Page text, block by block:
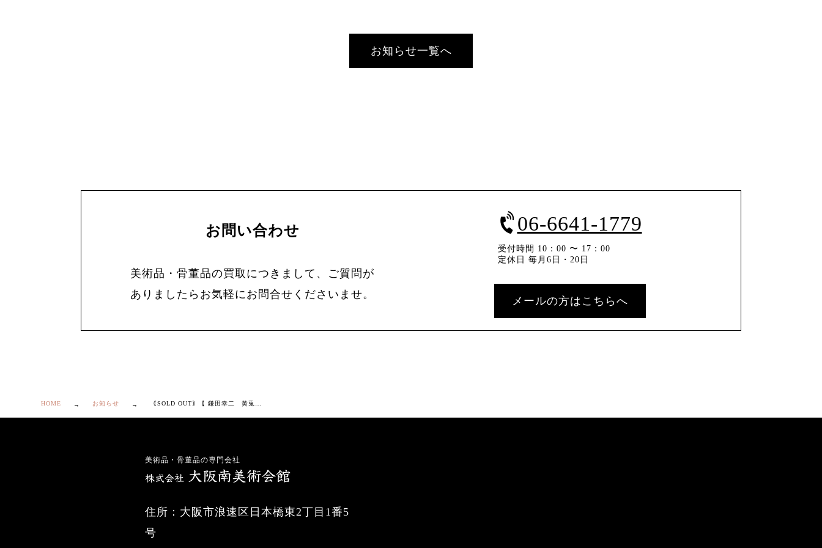
お知らせ一覧へ
お問い合わせ
美術品・骨董品の買取につきまして、ご質問が
ありましたらお気軽にお問合せくださいませ。
06-6641-1779
受付時間 10：00 〜 17：00
定休日 毎月6日・20日
メールの方はこちらへ
HOME お知らせ
美術品・骨董品の専門会社
住所：大阪市浪速区日本橋東2丁目1番5
号